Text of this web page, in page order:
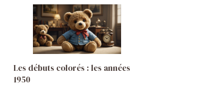
Les débuts colorés : les années
1950